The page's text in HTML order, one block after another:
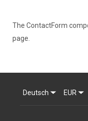
The ContactForm
page.
Deutsch EUR